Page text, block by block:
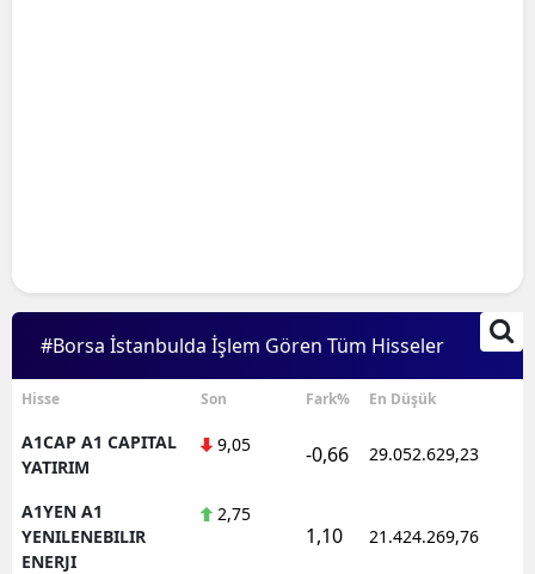
#Borsa İstanbulda İşlem Gören Tüm Hisseler
Hisse Son Fark% En Düşük
A1CAP A1 CAPITAL
YATIRIM
9,05 -0,66 29.052.629,23
A1YEN A1
YENILENEBILIR
ENERJI
2,75
1,10 21.424.269,76